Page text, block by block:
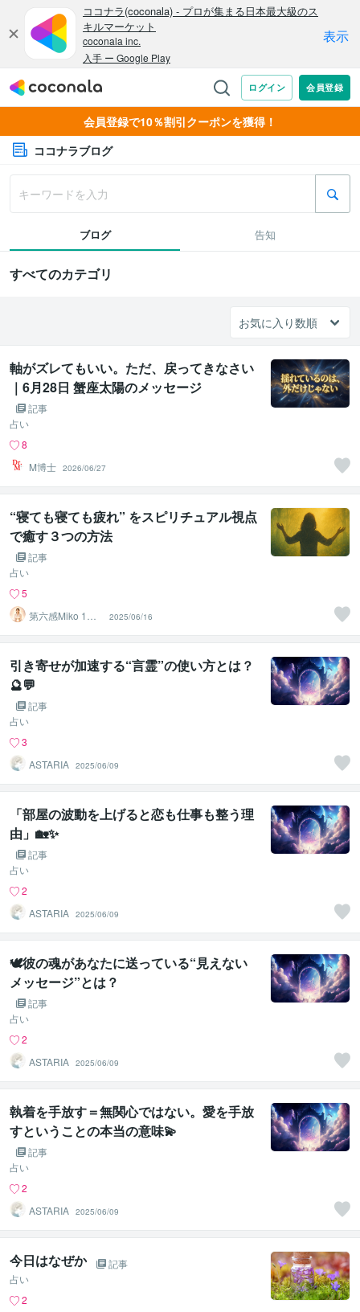
会員登録で10％割引クーポンを獲得！
ココナラブログ
ブログ 告知
すべてのカテゴリ
軸がズレてもいい。ただ、戻ってきなさい
｜6月28日 蟹座太陽のメッセージ
記事
占い
8
M博士 2026/06/27
“寝ても寝ても疲れ” をスピリチュアル視点
で癒す３つの方法
記事
占い
5
第六感Miko 1億
の投資詐欺で覚
醒
2025/06/16
引き寄せが加速する“言霊”の使い方とは？
🔮💬
記事
占い
3
ASTARIA 2025/06/09
「部屋の波動を上げると恋も仕事も整う理
由」🏡✨
記事
占い
2
ASTARIA 2025/06/09
🕊️彼の魂があなたに送っている“見えない
メッセージ”とは？
記事
占い
2
ASTARIA 2025/06/09
執着を手放す＝無関心ではない。愛を手放
すということの本当の意味💫
記事
占い
2
ASTARIA 2025/06/09
今日はなぜか
記事
占い
2